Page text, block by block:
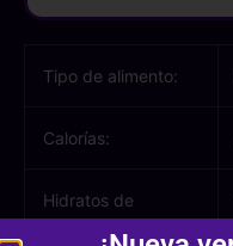
Tipo de alimento:
Calorías:
Hidratos de
carbono: